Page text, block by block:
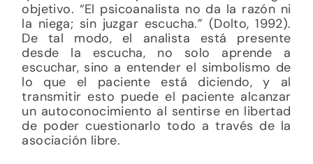
objetivo. “El psicoanalista no da la razón ni
la niega; sin juzgar escucha.” (Dolto, 1992).
De tal modo, el analista está presente
desde la escucha, no solo aprende a
escuchar, sino a entender el simbolismo de
lo que el paciente está diciendo, y al
transmitir esto puede el paciente alcanzar
un autoconocimiento al sentirse en libertad
de poder cuestionarlo todo a través de la
asociación libre.